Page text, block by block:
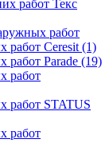
работ Текс
работ
работ Ceresit (1)
работ Parade (19)
работ
работ STATUS
работ